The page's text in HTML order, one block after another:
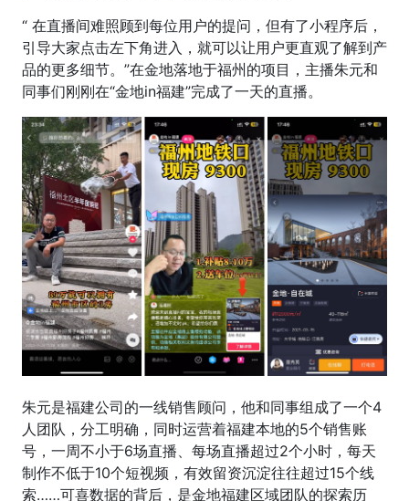
“ 在直播间难照顾到每位用户的提问，但有了小程序后，
引导大家点击左下角进入，就可以让用户更直观了解到产
品的更多细节。”在金地落地于福州的项目，主播朱元和
同事们刚刚在“金地in福建”完成了一天的直播。
朱元是福建公司的一线销售顾问，他和同事组成了一个4
人团队，分工明确，同时运营着福建本地的5个销售账
号，一周不小于6场直播、每场直播超过2个小时，每天
制作不低于10个短视频，有效留资沉淀往往超过15个线
索……可喜数据的背后，是金地福建区域团队的探索历